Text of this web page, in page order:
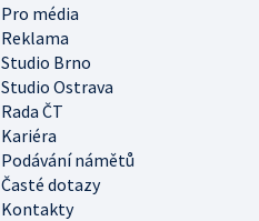
Pro média
Reklama
Studio Brno
Studio Ostrava
Rada ČT
Kariéra
Podávání námětů
Časté dotazy
Kontakty